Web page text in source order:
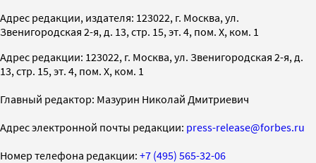
Адрес редакции, издателя: 123022, г. Москва, ул.
Звенигородская 2-я, д. 13, стр. 15, эт. 4, пом. X, ком. 1
Адрес редакции: 123022, г. Москва, ул. Звенигородская 2-я, д.
13, стр. 15, эт. 4, пом. X, ком. 1
Главный редактор: Мазурин Николай Дмитриевич
Адрес электронной почты редакции: press-release@forbes.ru
Номер телефона редакции: +7 (495) 565-32-06